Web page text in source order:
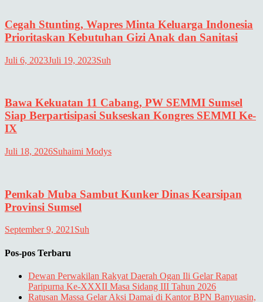
Cegah Stunting, Wapres Minta Keluarga Indonesia
Prioritaskan Kebutuhan Gizi Anak dan Sanitasi
Juli 6, 2023Juli 19, 2023Suh
Bawa Kekuatan 11 Cabang, PW SEMMI Sumsel
Siap Berpartisipasi Sukseskan Kongres SEMMI Ke-
IX
Juli 18, 2026Suhaimi Modys
Pemkab Muba Sambut Kunker Dinas Kearsipan
Provinsi Sumsel
September 9, 2021Suh
Pos-pos Terbaru
Dewan Perwakilan Rakyat Daerah Ogan Ili Gelar Rapat
Paripurna Ke-XXXII Masa Sidang III Tahun 2026
Ratusan Massa Gelar Aksi Damai di Kantor BPN Banyuasin,